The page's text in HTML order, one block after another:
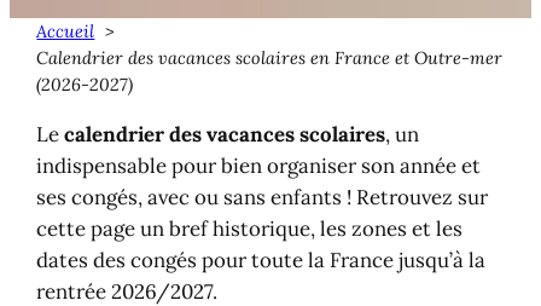
Accueil
Calendrier des vacances scolaires en France et Outre-mer
(2026-2027)
Lecalendrier des vacances scolaires, un
indispensable pour bien organiser son année et
ses congés, avec ou sans enfants ! Retrouvez sur
cette page un bref historique, les zones et les
dates des congés pour toute la France jusqu’à la
rentrée 2026/2027.